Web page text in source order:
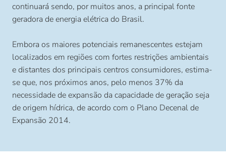
continuará sendo, por muitos anos, a principal fonte
geradora de energia elétrica do Brasil.
Embora os maiores potenciais remanescentes estejam
localizados em regiões com fortes restrições ambientais
e distantes dos principais centros consumidores, estima-
se que, nos próximos anos, pelo menos 37% da
necessidade de expansão da capacidade de geração seja
de origem hídrica, de acordo com o Plano Decenal de
Expansão 2014.